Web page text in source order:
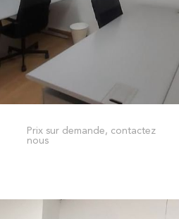
Prix sur demande, contactez
nous